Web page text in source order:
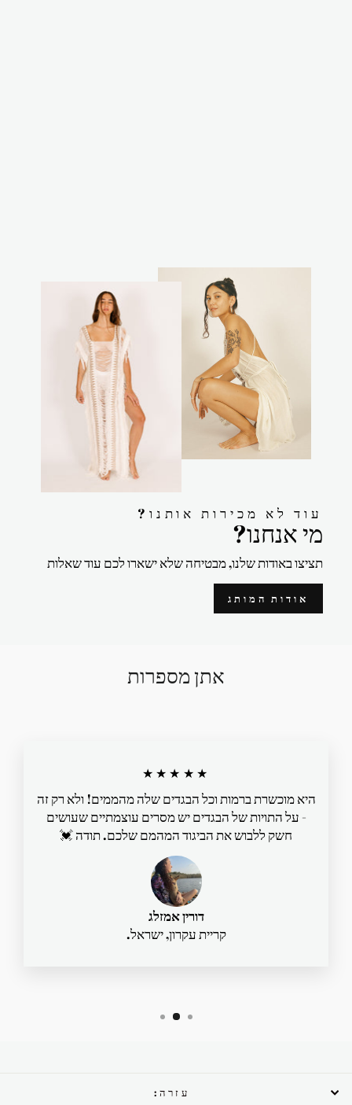
?עוד לא מכירות אותנו
?מי אנחנו
תציצו באודות שלנו, מבטיחה שלא ישארו לכם עוד שאלות
אודות המותג
אתן מספרות
★★★★★
היא מוכשרת ברמות וכל הבגדים שלה מהממים! ולא רק זה
- על התויות של הבגדים יש מסרים עוצמתיים שעושים
חשק ללבוש את הביגוד המהמם שלכם. תודה 💓
דורין אמזלג
קריית עקרון, ישראל.
עזרה: